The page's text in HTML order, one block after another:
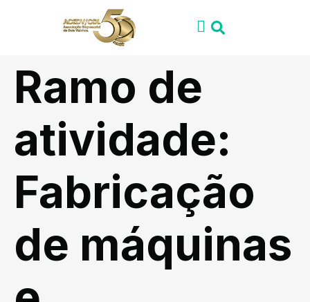
Ramo de
atividade:
Fabricação
de máquinas